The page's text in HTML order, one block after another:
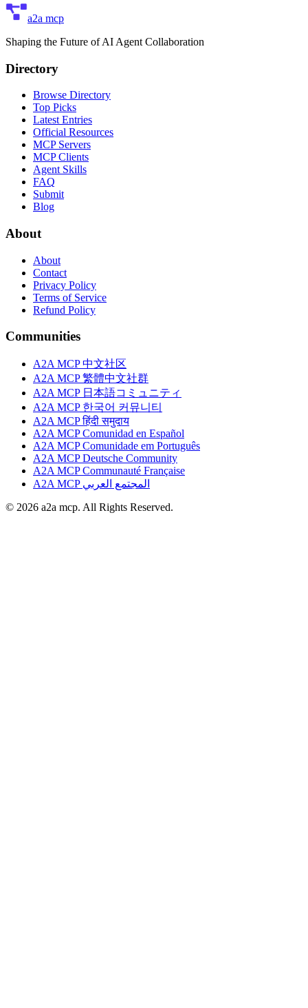
a2a mcp
Shaping the Future of AI Agent Collaboration
Directory
Browse Directory
Top Picks
Latest Entries
Official Resources
MCP Servers
MCP Clients
Agent Skills
FAQ
Submit
Blog
About
About
Contact
Privacy Policy
Terms of Service
Refund Policy
Communities
A2A MCP 中文社区
A2A MCP 繁體中文社群
A2A MCP 日本語コミュニティ
A2A MCP 한국어 커뮤니티
A2A MCP हिंदी समुदाय
A2A MCP Comunidad en Español
A2A MCP Comunidade em Português
A2A MCP Deutsche Community
A2A MCP Communauté Française
A2A MCP المجتمع العربي
© 2026 a2a mcp. All Rights Reserved.